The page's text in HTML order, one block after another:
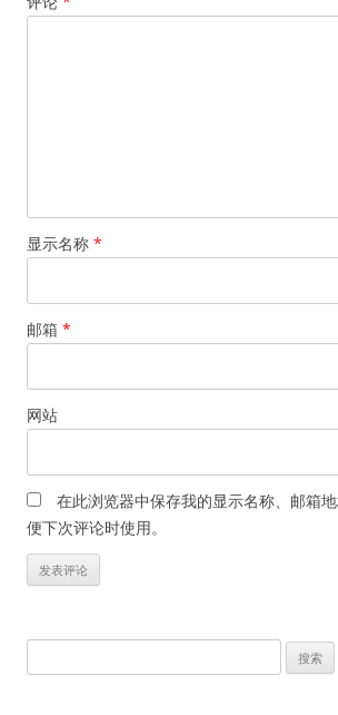
显示名称 *
邮箱 *
网站
在此浏览器中保存我的显示名称、邮箱
便下次评论时使用。
索：